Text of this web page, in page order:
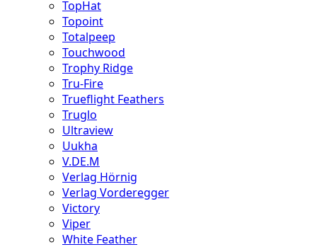
TopHat
Topoint
Totalpeep
Touchwood
Trophy Ridge
Tru-Fire
Trueflight Feathers
Truglo
Ultraview
Uukha
V.DE.M
Verlag Hörnig
Verlag Vorderegger
Victory
Viper
White Feather